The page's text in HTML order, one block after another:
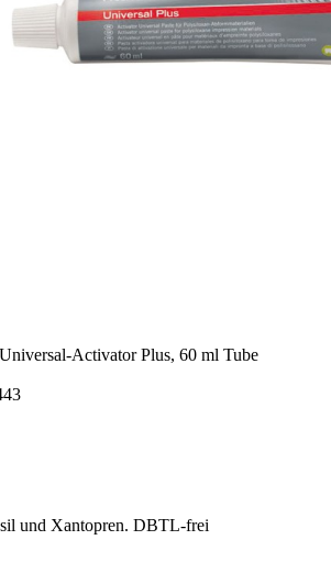
und Xantopren. DBTL-frei